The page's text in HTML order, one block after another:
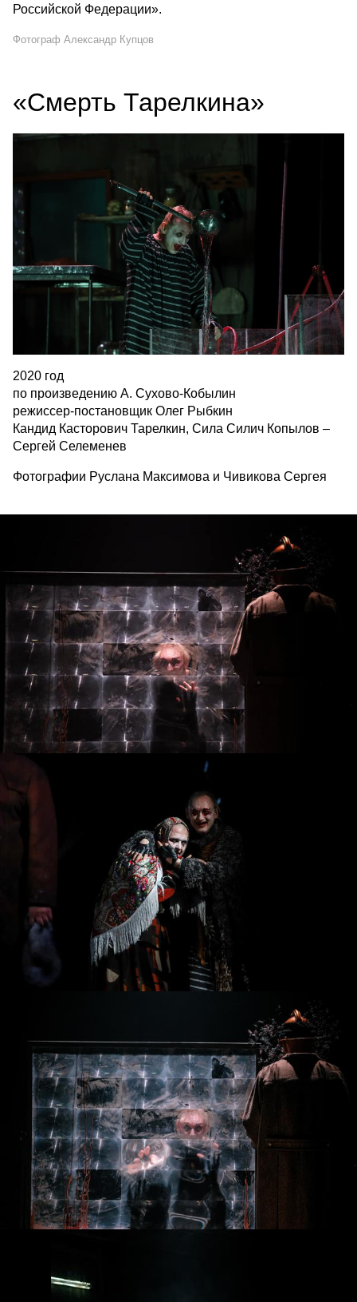
Российской Федерации».
Фотограф Александр Купцов
«Смерть Тарелкина»
2020 год
по произведению А. Сухово-Кобылин
режиссер-постановщик Олег Рыбкин
Кандид Касторович Тарелкин, Сила Силич Копылов –
Сергей Селеменев
Фотографии Руслана Максимова и Чивикова Сергея